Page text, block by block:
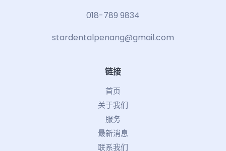
018-789 9834
stardentalpenang@gmail.com
链接
首页
关于我们
服务
最新消息
联系我们